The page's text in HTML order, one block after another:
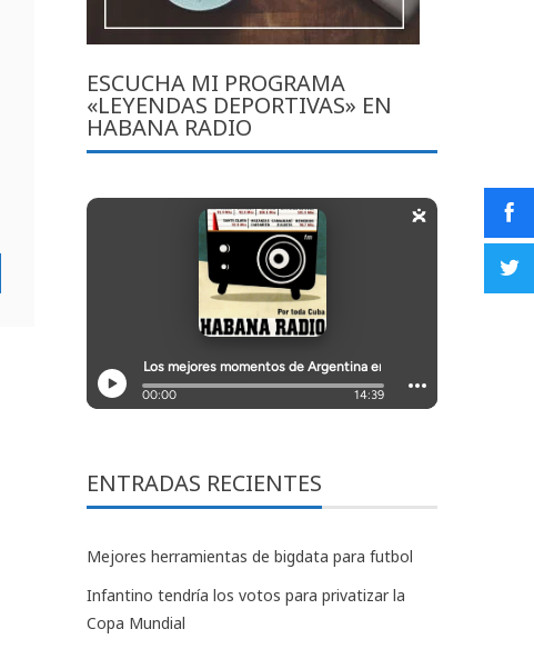
ESCUCHA MI PROGRAMA
«LEYENDAS DEPORTIVAS» EN
HABANA RADIO
ENTRADAS RECIENTES
Mejores herramientas de bigdata para futbol
Infantino tendría los votos para privatizar la
Copa Mundial